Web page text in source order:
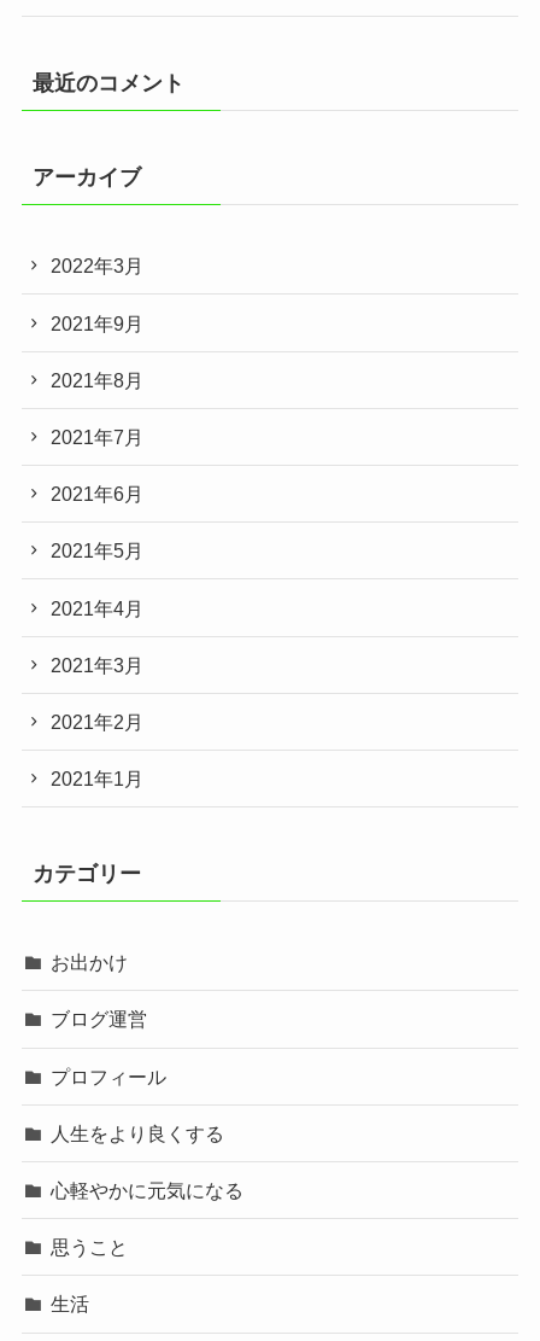
最近のコメント
アーカイブ
2022年3月
2021年9月
2021年8月
2021年7月
2021年6月
2021年5月
2021年4月
2021年3月
2021年2月
2021年1月
カテゴリー
お出かけ
ブログ運営
プロフィール
人生をより良くする
心軽やかに元気になる
思うこと
生活